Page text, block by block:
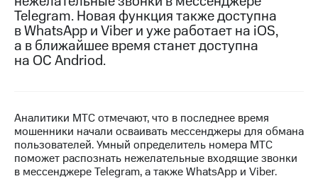
МТС
о технологиях
Достижения
Финансовая
отчетность
Контакты
Telegram. Новая функция также доступна
в WhatsApp и Viber и уже работает на iOS,
а в ближайшее время станет доступна
на ОС Andriod.
Аналитики МТС отмечают, что в последнее время
мошенники начали осваивать мессенджеры для обмана
пользователей. Умный определитель номера МТС
поможет распознать нежелательные входящие звонки
в мессенджере Telegram, а также WhatsApp и Viber.